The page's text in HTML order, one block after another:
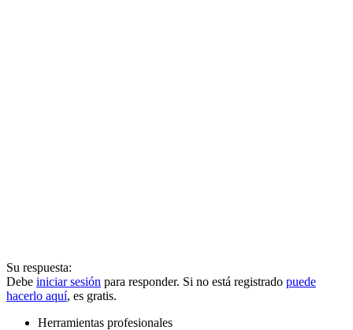
Su respuesta:
Debe iniciar sesión para responder. Si no está registrado puede
hacerlo aquí, es gratis.
Herramientas profesionales